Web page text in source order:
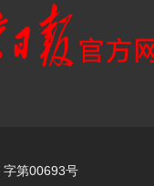
字第00693号